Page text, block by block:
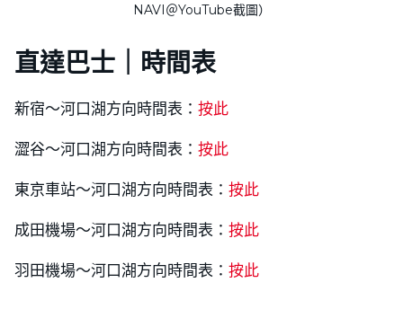
NAVI＠YouTube截圖）
直達巴士 ｜時間表
新宿～河口湖方向時間表： 按此
澀谷～河口湖方向時間表： 按此
東京車站～河口湖方向時間表： 按此
成田機場～河口湖方向時間表： 按此
羽田機場～河口湖方向時間表： 按此